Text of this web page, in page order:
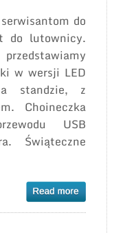
do
do lutownicy.
w wersji LED
standzie, z
Choineczka
USB
Świąteczne